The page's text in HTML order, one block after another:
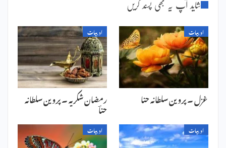
شاید آپ یہ بھی پسند کریں
ادبیات
غزل ۔ پروین سلطانہ حنا
ادبیات
رمضان شکریہ ۔ پروین سلطانہ
حناؔ
ادبیات ادبیات